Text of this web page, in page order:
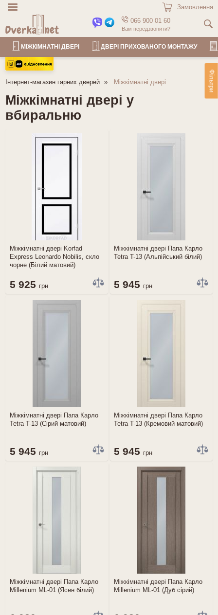
Замовлення
066 900 01 60
Вам передзвонити?
МІЖКІМНАТНІ ДВЕРІ ДВЕРІ ПРИХОВАНОГО МОНТАЖУ
Інтернет-магазин гарних дверей Міжкімнатні двері
Міжкімнатні двері у
вбиральню
Міжкімнатні двері Korfad
Express Leonardo Nobilis, скло
чорне (Білий матовий)
5 925 грн
Міжкімнатні двері Папа Карло
Tetra T-13 (Альпійський білий)
5 945 грн
Міжкімнатні двері Папа Карло
Tetra T-13 (Сірий матовий)
5 945 грн
Міжкімнатні двері Папа Карло
Tetra T-13 (Кремовий матовий)
5 945 грн
Міжкімнатні двері Папа Карло
Millenium ML-01 (Ясен білий)
Міжкімнатні двері Папа Карло
Millenium ML-01 (Дуб сірий)
Фільтри